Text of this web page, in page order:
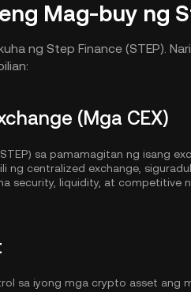
Mag-buy ng
ng Step Finance (STEP).
(Mga CEX)
sa pamamagitan ng isang
ng centralized exchange,
security, liquidity, at competitive
sa iyong mga crypto asset ang